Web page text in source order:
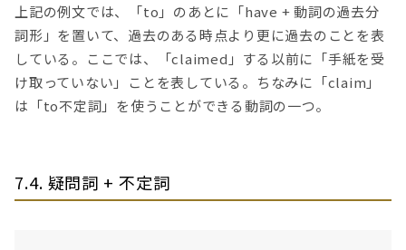
上記の例文では、「to」のあとに「have + 動詞の過去分
詞形」を置いて、過去のある時点より更に過去のことを表
している。ここでは、「claimed」する以前に「手紙を受
け取っていない」ことを表している。ちなみに「claim」
は「to不定詞」を使うことができる動詞の一つ。
7.4. 疑問詞 + 不定詞